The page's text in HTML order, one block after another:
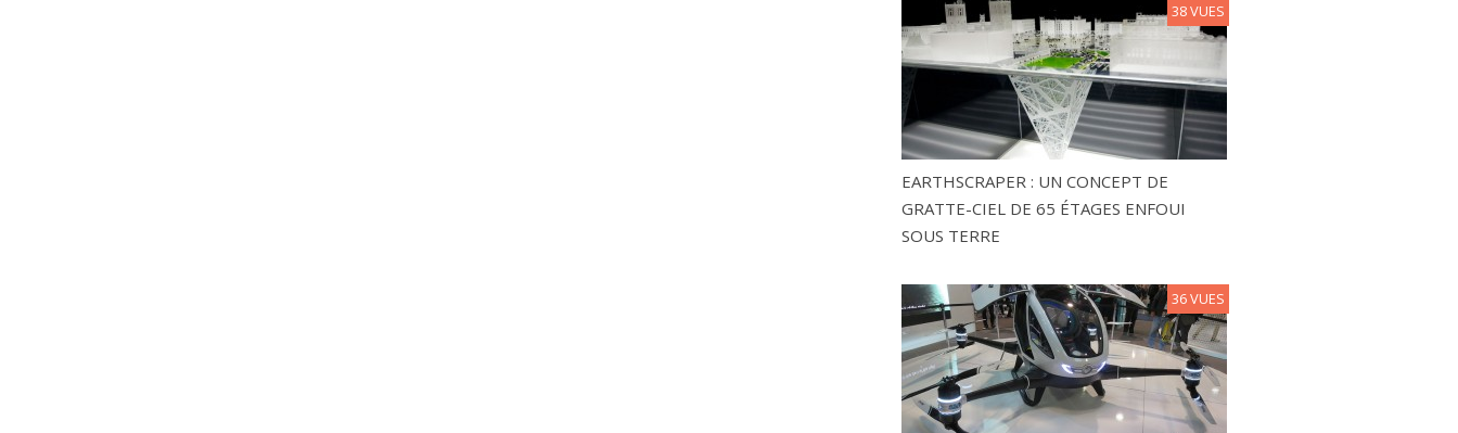
EARTHSCRAPER : UN CONCEPT DE
GRATTE-CIEL DE 65 ÉTAGES ENFOUI
SOUS TERRE
38 VUES
36 VUES